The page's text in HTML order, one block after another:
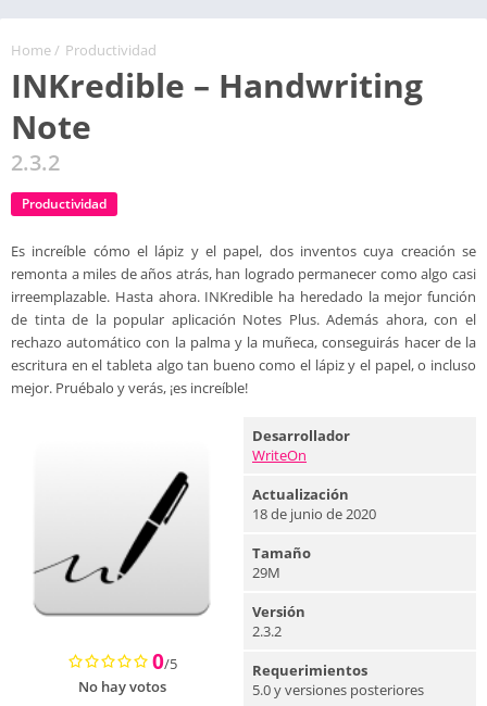
Home/ Productividad
INKredible – Handwriting
Note
2.3.2
Productividad
Es increíble cómo el lápiz y el papel, dos inventos cuya creación se
remonta a miles de años atrás, han logrado permanecer como algo casi
irreemplazable. Hasta ahora. INKredible ha heredado la mejor función
de tinta de la popular aplicación Notes Plus. Además ahora, con el
rechazo automático con la palma y la muñeca, conseguirás hacer de la
escritura en el tableta algo tan bueno como el lápiz y el papel, o incluso
mejor. Pruébalo y verás, ¡es increíble!
0/5
No hay votos
Desarrollador
WriteOn
Actualización
18 de junio de 2020
Tamaño
29M
Versión
2.3.2
Requerimientos
5.0 y versiones posteriores